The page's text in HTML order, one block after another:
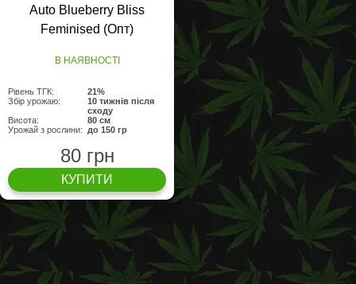
Auto Blueberry Bliss
Feminised (Опт)
В НАЯВНОСТІ
Рівень ТГК:
21%
Збір урожаю:
10 тижнів після
сходу
Висота:
80 см
Урожай з рослини:
до 150 гр
80 грн
КУПИТИ